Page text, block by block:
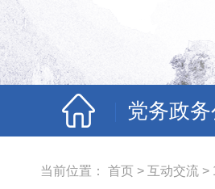
党务政
当前位置： 首页 > 互动交流 >